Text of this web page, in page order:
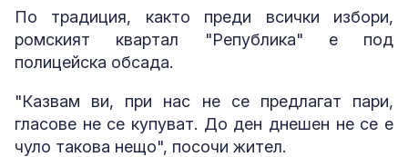
По традиция, както преди всички избори,
ромският квартал "Република" е под
полицейска обсада.
"Казвам ви, при нас не се предлагат пари,
гласове не се купуват. До ден днешен не се е
чуло такова нещо", посочи жител.